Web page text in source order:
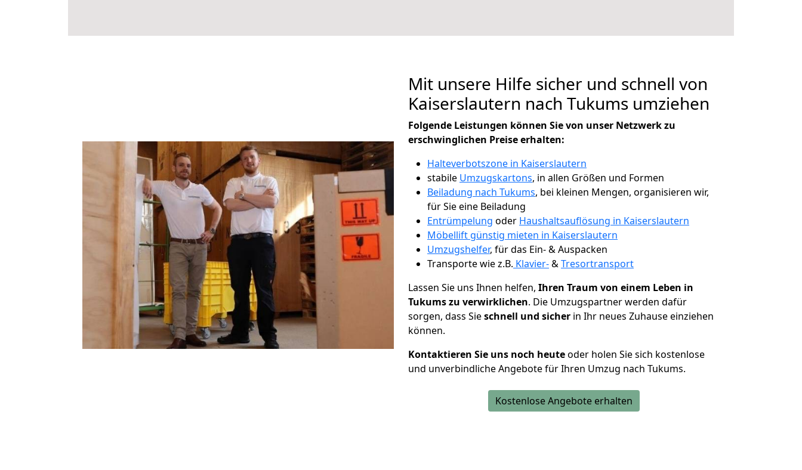
Mit unsere Hilfe sicher und schnell von
Kaiserslautern nach Tukums umziehen
Folgende Leistungen können Sie von unser Netzwerk zu
erschwinglichen Preise erhalten:
Halteverbotszone in Kaiserslautern
stabile Umzugskartons, in allen Größen und Formen
Beiladung nach Tukums, bei kleinen Mengen, organisieren wir,
für Sie eine Beiladung
Entrümpelung oder Haushaltsauflösung in Kaiserslautern
Möbellift günstig mieten in Kaiserslautern
Umzugshelfer, für das Ein- & Auspacken
Transporte wie z.B. Klavier-&Tresortransport
Lassen Sie uns Ihnen helfen, Ihren Traum von einem Leben in
Tukums zu verwirklichen. Die Umzugspartner werden dafür
sorgen, dass Sieschnell und sicher in Ihr neues Zuhause einziehen
können.
Kontaktieren Sie uns noch heuteoder holen Sie sich kostenlose
und unverbindliche Angebote für Ihren Umzug nach Tukums.
Kostenlose Angebote erhalten